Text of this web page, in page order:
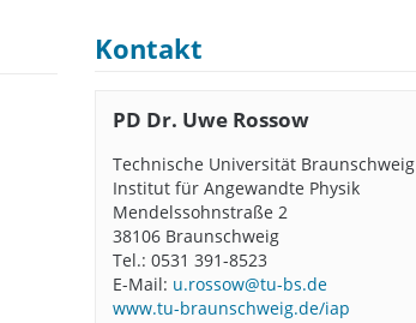
Kontakt
PD Dr. Uwe Rossow
Technische Universität Braunschweig
Institut für Angewandte Physik
Mendelssohnstraße 2
38106 Braunschweig
Tel.: 0531 391-8523
E-Mail: u.rossow@tu-bs.de
www.tu-braunschweig.de/iap